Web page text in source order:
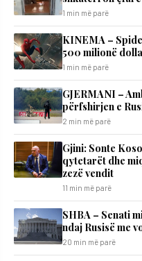
1 min më parë
KINEMA –
500 milionë
1 min më parë
GJERMANI –
përfshirjen e
2 min më parë
Gjini: Sonte
qytetarët dhe
zezë vendit
11 min më parë
SHBA – Senati
ndaj Rusisë me
20 min më parë